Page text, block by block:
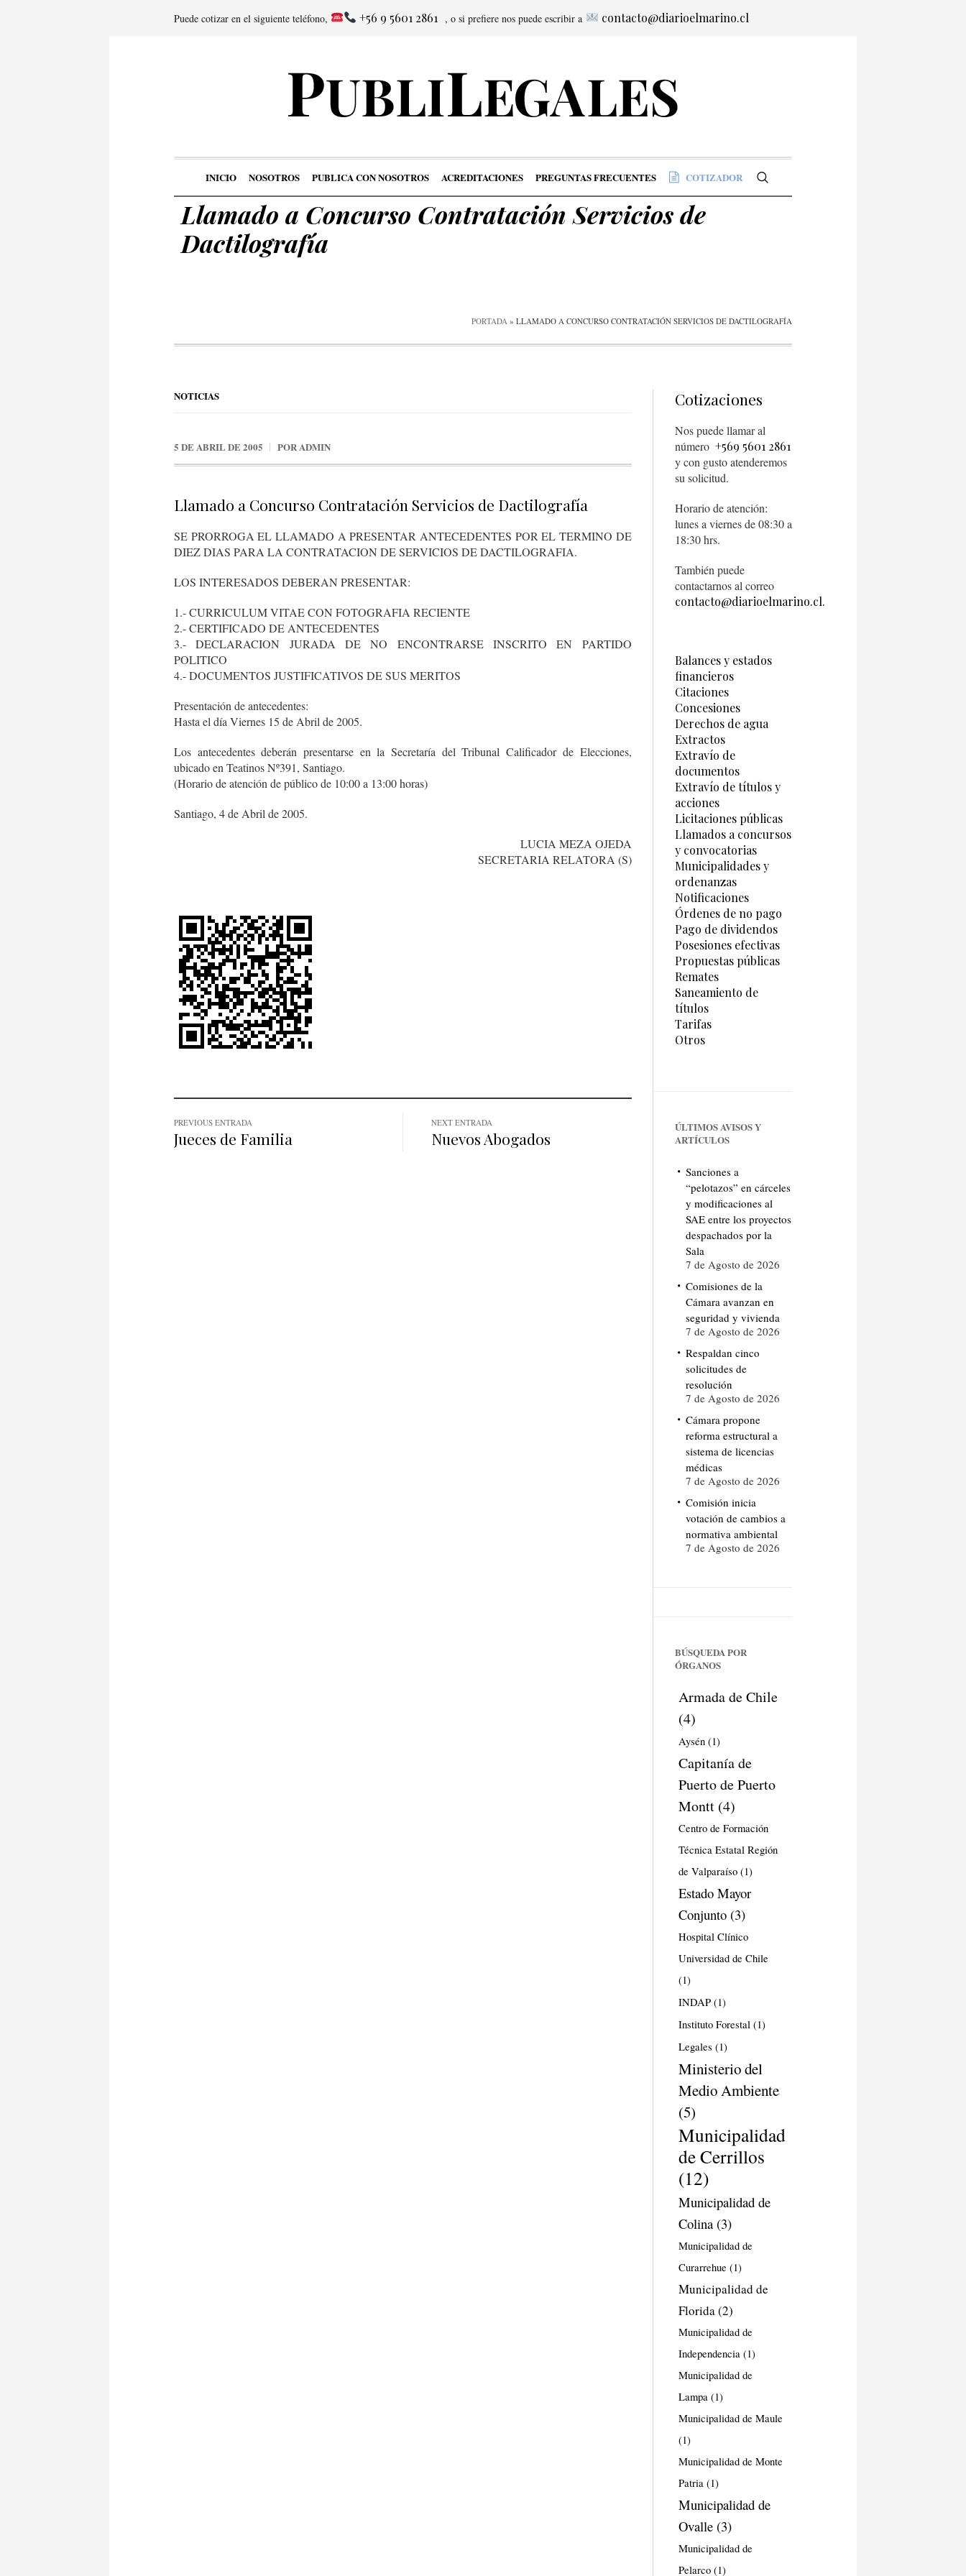
Puede cotizar en el siguiente teléfono, +56 9 5601 2861 , o si prefiere nos puede escribir a contacto@diarioelmarino.cl
INICIO NOSOTROS PUBLICA CON NOSOTROS ACREDITACIONES PREGUNTAS FRECUENTES COTIZADOR
Llamado a Concurso Contratación Servicios de
Dactilografía
PORTADA » LLAMADO A CONCURSO CONTRATACIÓN SERVICIOS DE DACTILOGRAFÍA
NOTICIAS
5 DE ABRIL DE 2005 PORADMIN
Llamado a Concurso Contratación Servicios de Dactilografía
SE PRORROGA EL LLAMADO A PRESENTAR ANTECEDENTES POR EL TERMINO DE
DIEZ DIAS PARA LA CONTRATACION DE SERVICIOS DE DACTILOGRAFIA.
LOS INTERESADOS DEBERAN PRESENTAR:
1.- CURRICULUM VITAE CON FOTOGRAFIA RECIENTE
2.- CERTIFICADO DE ANTECEDENTES
3.- DECLARACION JURADA DE NO ENCONTRARSE INSCRITO EN PARTIDO
POLITICO
4.- DOCUMENTOS JUSTIFICATIVOS DE SUS MERITOS
Presentación de antecedentes:
Hasta el día Viernes 15 de Abril de 2005.
Los antecedentes deberán presentarse en la Secretaría del Tribunal Calificador de Elecciones,
ubicado en Teatinos Nº391, Santiago.
(Horario de atención de público de 10:00 a 13:00 horas)
Santiago, 4 de Abril de 2005.
LUCIA MEZA OJEDA
SECRETARIA RELATORA (S)
PREVIOUS ENTRADA
Jueces de Familia
NEXT ENTRADA
Nuevos Abogados
Cotizaciones
Nos puede llamar al
número +569 5601 2861
y con gusto atenderemos
su solicitud.
Horario de atención:
lunes a viernes de 08:30 a
18:30 hrs.
También puede
contactarnos al correo
contacto@diarioelmarino.cl.
Balances y estados
financieros
Citaciones
Concesiones
Derechos de agua
Extractos
Extravío de
documentos
Extravío de títulos y
acciones
Licitaciones públicas
Llamados a concursos
y convocatorias
Municipalidades y
ordenanzas
Notificaciones
Órdenes de no pago
Pago de dividendos
Posesiones efectivas
Propuestas públicas
Remates
Saneamiento de
títulos
Tarifas
Otros
ÚLTIMOS AVISOS Y
ARTÍCULOS
Sanciones a
“pelotazos” en cárceles
y modificaciones al
SAE entre los proyectos
despachados por la
Sala
7 de Agosto de 2026
Comisiones de la
Cámara avanzan en
seguridad y vivienda
7 de Agosto de 2026
Respaldan cinco
solicitudes de
resolución
7 de Agosto de 2026
Cámara propone
reforma estructural a
sistema de licencias
médicas
7 de Agosto de 2026
Comisión inicia
votación de cambios a
normativa ambiental
7 de Agosto de 2026
BÚSQUEDA POR
ÓRGANOS
Armada de Chile
(4)
Aysén(1)
Capitanía de
Puerto de Puerto
Montt(4)
Centro de Formación
Técnica Estatal Región
de Valparaíso(1)
Estado Mayor
Conjunto(3)
Hospital Clínico
Universidad de Chile
(1)
INDAP(1)
Instituto Forestal(1)
Legales (1)
Ministerio del
Medio Ambiente
(5)
Municipalidad
de Cerrillos
(12)
Municipalidad de
Colina(3)
Municipalidad de
Curarrehue (1)
Municipalidad de
Florida(2)
Municipalidad de
Independencia(1)
Municipalidad de
Lampa(1)
Municipalidad de Maule
(1)
Municipalidad de Monte
Patria(1)
Municipalidad de
Ovalle(3)
Municipalidad de
Pelarco(1)